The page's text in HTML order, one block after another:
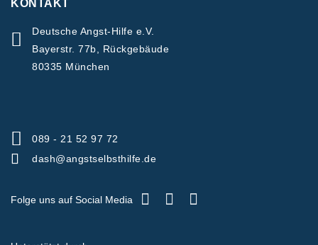
KONTAKT
Deutsche Angst-Hilfe e.V.
Bayerstr. 77b, Rückgebäude
80335 München
089 - 21 52 97 72
dash@angstselbsthilfe.de
Folge uns auf Social Media